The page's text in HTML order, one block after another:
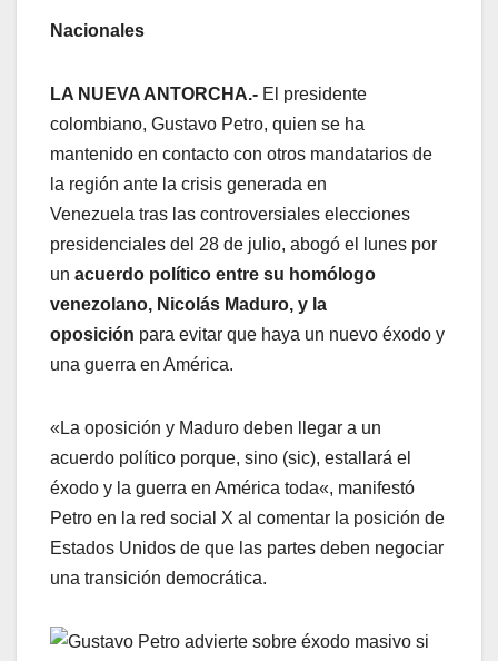
Nacionales
LA NUEVA ANTORCHA.- El presidente
colombiano, Gustavo Petro, quien se ha
mantenido en contacto con otros mandatarios de
la región ante la crisis generada en
Venezuela tras las controversiales elecciones
presidenciales del 28 de julio, abogó el lunes por
un acuerdo político entre su homólogo
venezolano, Nicolás Maduro, y la
oposición para evitar que haya un nuevo éxodo y
una guerra en América.
«La oposición y Maduro deben llegar a un
acuerdo político porque, sino (sic), estallará el
éxodo y la guerra en América toda«, manifestó
Petro en la red social X al comentar la posición de
Estados Unidos de que las partes deben negociar
una transición democrática.